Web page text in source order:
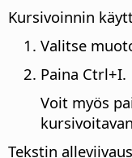
Kursivoinnin
Valitse
Paina Ctrl+I.
Voit myös
Tekstin alleviivaus